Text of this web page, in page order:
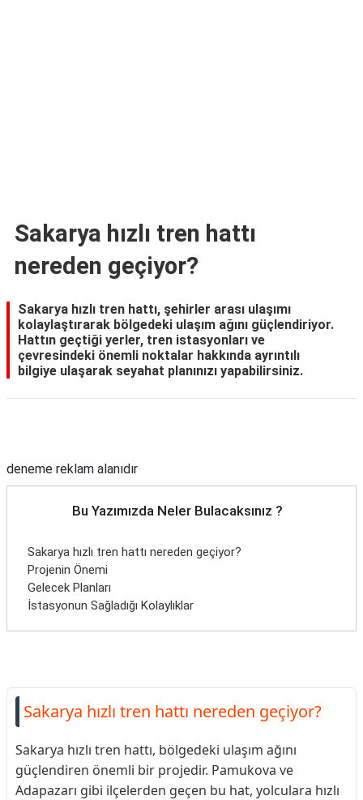
Sakarya hızlı tren hattı
nereden geçiyor?
Sakarya hızlı tren hattı, şehirler arası ulaşımı
kolaylaştırarak bölgedeki ulaşım ağını güçlendiriyor.
Hattın geçtiği yerler, tren istasyonları ve
çevresindeki önemli noktalar hakkında ayrıntılı
bilgiye ulaşarak seyahat planınızı yapabilirsiniz.
deneme reklam alanıdır
Bu Yazımızda Neler Bulacaksınız ?
Sakarya hızlı tren hattı nereden geçiyor?
Projenin Önemi
Gelecek Planları
İstasyonun Sağladığı Kolaylıklar
Sakarya hızlı tren hattı nereden geçiyor?
Sakarya hızlı tren hattı, bölgedeki ulaşım ağını
güçlendiren önemli bir projedir. Pamukova ve
Adapazarı gibi ilçelerden geçen bu hat, yolculara hızlı